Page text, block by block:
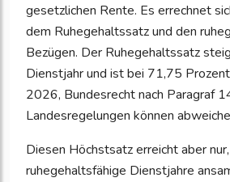
gesetzlichen Rente. Es errechnet
dem Ruhegehaltssatz und den
Bezügen. Der Ruhegehaltssatz
Dienstjahr und ist bei 71,75
2026, Bundesrecht nach Paragraf
Landesregelungen können
Diesen Höchstsatz erreicht aber
ruhegehaltsfähige Dienstjahre